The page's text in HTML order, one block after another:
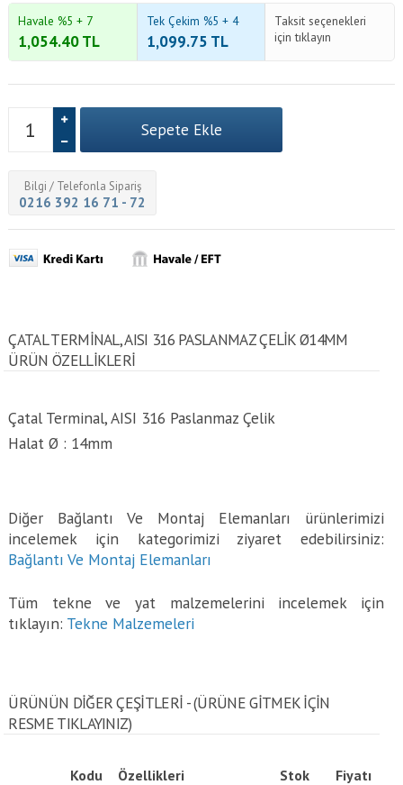
Havale %5 + 7
1,054.40TL
Tek Çekim %5 + 4
1,099.75 TL
Taksit seçenekleri
için tıklayın
Bilgi / Telefonla Sipariş
0216 392 16 71 - 72
ÇATAL TERMINAL, AISI 316 PASLANMAZ ÇELIK Ø14MM
ÜRÜN ÖZELLİKLERİ
Çatal Terminal, AISI 316 Paslanmaz Çelik
Halat Ø : 14mm
Diğer Bağlantı Ve Montaj Elemanları ürünlerimizi
incelemek için kategorimizi ziyaret edebilirsiniz:
Bağlantı Ve Montaj Elemanları
Tüm tekne ve yat malzemelerini incelemek için
tıklayın: Tekne Malzemeleri
ÜRÜNÜN DİĞER ÇEŞİTLERİ - (ÜRÜNE GITMEK IÇIN
RESME TIKLAYINIZ)
Kodu Özellikleri Stok Fiyatı